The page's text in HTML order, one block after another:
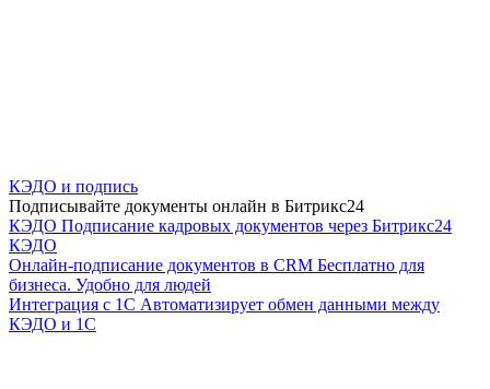
КЭДО и подпись
Подписывайте документы онлайн в Битрикс24
КЭДО Подписание кадровых документов через Битрикс24
КЭДО
Онлайн-подписание документов в CRM Бесплатно для
бизнеса. Удобно для людей
Интеграция с 1С Автоматизирует обмен данными между
КЭДО и 1С